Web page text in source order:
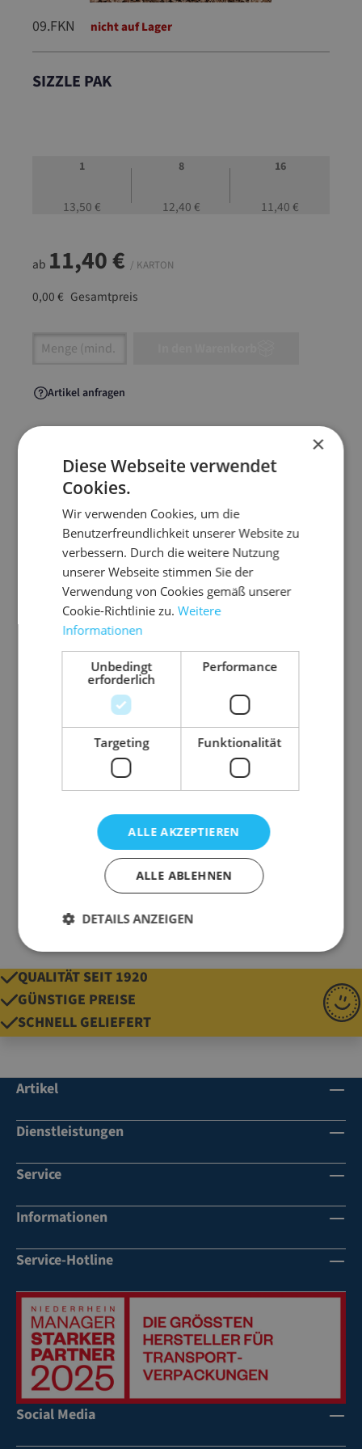
09.FKN nicht auf Lager
SIZZLE PAK
1
13,50 €
8
12,40 €
16
11,40 €
ab 11,40 € / KARTON
0,00 € Gesamtpreis
Artikel Anzahl: Gib den gewünschten Wert
Artikel anfragen
Artikelinformationen
Das farbige Polstermaterial für unzählige
dekorative Möglichkeiten beim Versand und
Verpacken.
staubfrei
hohe Polstereigenschaft durch zick-zack-Form
gute Produktfixierung
ideal zur Auspolsterung von Präsentkörben
Ausführung
1,25 kg
Fensterkarton
Farbe
naturbraun
Marke
SizzlePak
geeignet für
40 l Füllmaterial
Gewicht
1250 g
QUALITÄT SEIT 1920
GÜNSTIGE PREISE
SCHNELL GELIEFERT
Artikel
Dienstleistungen
Service
Informationen
Service-Hotline
Social Media
×
Diese Webseite verwendet
Cookies.
Wir verwenden Cookies, um die
Benutzerfreundlichkeit unserer Website zu
verbessern. Durch die weitere Nutzung
unserer Webseite stimmen Sie der
Verwendung von Cookies gemäß unserer
Cookie-Richtlinie zu.Weitere
Informationen
Unbedingt
erforderlich
Performance
Targeting Funktionalität
ALLE AKZEPTIEREN
ALLE ABLEHNEN
DETAILS ANZEIGEN